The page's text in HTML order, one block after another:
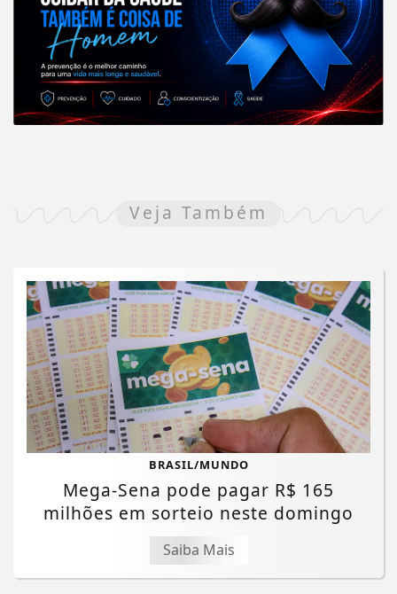
Veja Também
BRASIL/MUNDO
Mega-Sena pode pagar R$ 165
milhões em sorteio neste domingo
Saiba Mais